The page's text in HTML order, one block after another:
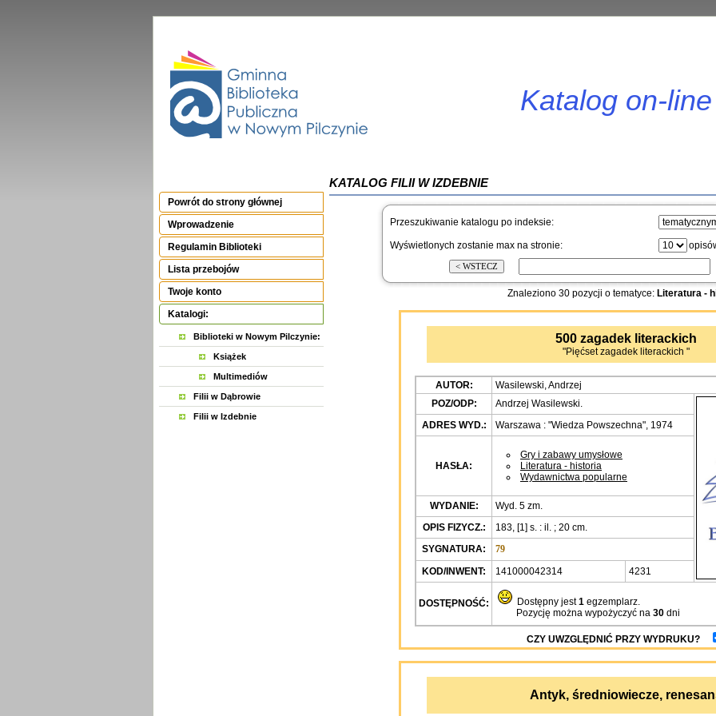
Katalog on-line
Powrót do strony głównej
Wprowadzenie
Regulamin Biblioteki
Lista przebojów
Twoje konto
Katalogi:
Biblioteki w Nowym Pilczynie:
Książek
Multimediów
Filii w Dąbrowie
Filii w Izdebnie
KATALOG FILII W IZDEBNIE
Przeszukiwanie katalogu po indeksie:
Wyświetlonych zostanie max na stronie:
Znaleziono 30 pozycji o tematyce: Literatura -
500 zagadek literackich
"Pięćset zagadek literackich "
AUTOR:
Wasilewski, Andrzej
POZ/ODP:
Andrzej Wasilewski.
ADRES WYD.:
Warszawa : "Wiedza Powszechna", 1974
HASŁA:
Gry i zabawy umysłowe
Literatura - historia
Wydawnictwa popularne
WYDANIE:
Wyd. 5 zm.
OPIS FIZYCZ.:
183, [1] s. : il. ; 20 cm.
SYGNATURA:
79
KOD/INWENT:
141000042314 4231
DOSTĘPNOŚĆ: Dostępny jest1 egzemplarz.
Pozycję można wypożyczyć na 30 dni
CZY UWZGLĘDNIĆ PRZY WYDRUKU?
Antyk, średniowiecze,